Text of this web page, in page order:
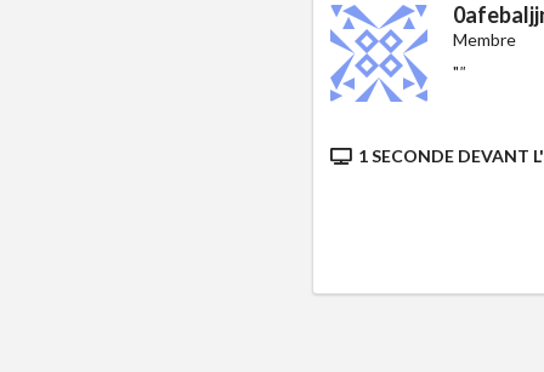
Membre
""
1 SECONDE DEVANT